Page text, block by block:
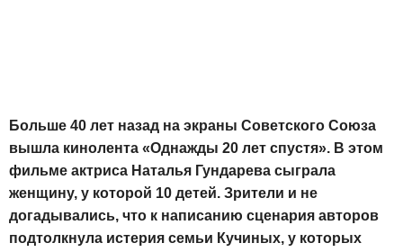
Больше 40 лет назад на экраны Советского Союза
вышла кинолента «Однажды 20 лет спустя». В этом
фильме актриса Наталья Гундарева сыграла
женщину, у которой 10 детей. Зрители и не
догадывались, что к написанию сценария авторов
подтолкнула истерия семьи Кучиных, у которых